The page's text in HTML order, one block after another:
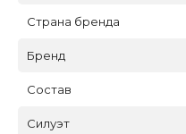
Страна бренда
Бренд
Состав
Силуэт